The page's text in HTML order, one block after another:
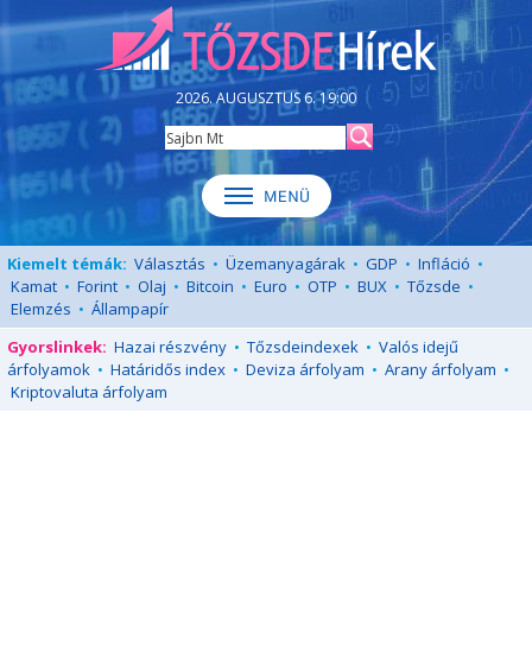
2026. AUGUSZTUS 6. 19:00
Kiemelt témák: Választás • Üzemanyagárak • GDP • Infláció •
Kamat • Forint • Olaj • Bitcoin • Euro • OTP • BUX • Tőzsde •
Elemzés • Állampapír
Gyorslinkek: Hazai részvény • Tőzsdeindexek • Valós idejű
árfolyamok • Határidős index • Deviza árfolyam • Arany árfolyam •
Kriptovaluta árfolyam